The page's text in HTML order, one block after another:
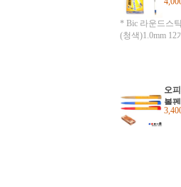
m
* Bic 라운드스
(청색)1.0mm 12
오
볼